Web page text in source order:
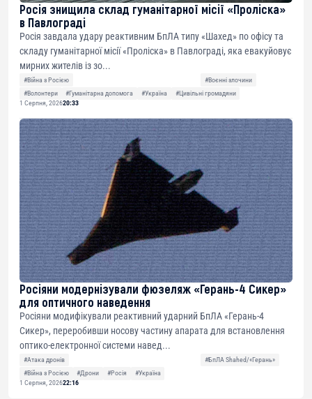
Росія знищила склад гуманітарної місії «Проліска»
в Павлограді
Росія завдала удару реактивним БпЛА типу «Шахед» по офісу та
складу гуманітарної місії «Проліска» в Павлограді, яка евакуйовує
мирних жителів із зо...
#Війна з Росією
#Воєнні злочини
#Волонтери
#Гуманітарна допомога #Україна
#Цивільні громадяни
1 Серпня, 202620:33
Росіяни модернізували фюзеляж «Герань-4 Сикер»
для оптичного наведення
Росіяни модифікували реактивний ударний БпЛА «Герань-4
Сикер», переробивши носову частину апарата для встановлення
оптико-електронної системи навед...
#Атака дронів
#БпЛА Shahed/«Герань»
#Війна з Росією
#Дрони #Росія
#Україна
1 Серпня, 202622:16